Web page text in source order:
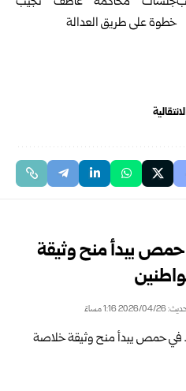
حمص يبدأ منح وثيقة
04/26 1:16 مساءً